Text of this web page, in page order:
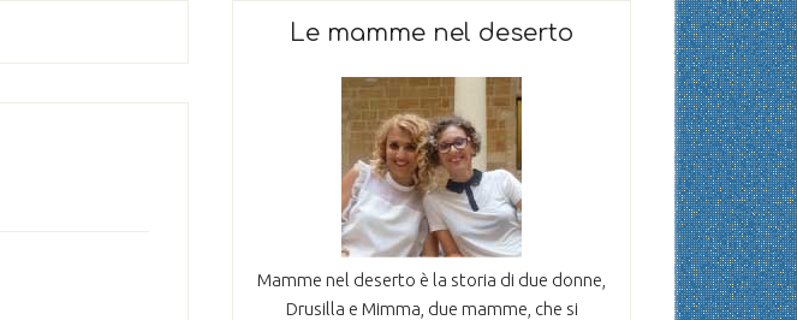
Le mamme nel deserto
Mamme nel deserto è la storia di due donne,
Drusilla e Mimma, due mamme, che si